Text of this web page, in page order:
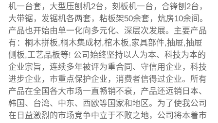
机一台套，大型压刨机2台，刻板机一台，合锋刨2台，
大带锯，发锯机各两套，粘板架50余套，炕房10余间。
产品也开始由单一化向多元化、深层次发展。主要产品
有：桐木拼板,桐木集成材,棺木板,家具部件,抽屉,抽屉
侧板,工艺品板等! 公司始终坚持以人为本、科技为本的
企业宗旨，连续多年被评为重合同、守信用企业，科技
进步企业，市重点保护企业，消费者信得过企业。所有
产品在全国各大市场一直畅销不衰，产品还远销日本、
韩国、台湾、中东、西欧等国家和地区。为了使我公司
在日益激烈的市场竞争中立于不败之地，公司将本着市